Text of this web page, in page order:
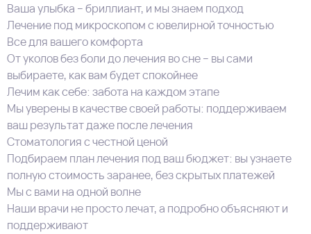
Ваша улыбка – бриллиант, и мы знаем подход
Лечение под микроскопом с ювелирной точностью
Все для вашего комфорта
От уколов без боли до лечения во сне – вы сами
выбираете, как вам будет спокойнее
Лечим как себе: забота на каждом этапе
Мы уверены в качестве своей работы: поддерживаем
ваш результат даже после лечения
Стоматология с честной ценой
Подбираем план лечения под ваш бюджет: вы узнаете
полную стоимость заранее, без скрытых платежей
Мы с вами на одной волне
Наши врачи не просто лечат, а подробно объясняют и
поддерживают